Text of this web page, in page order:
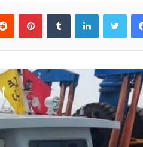
فيسبوكتويتر لينكدإن